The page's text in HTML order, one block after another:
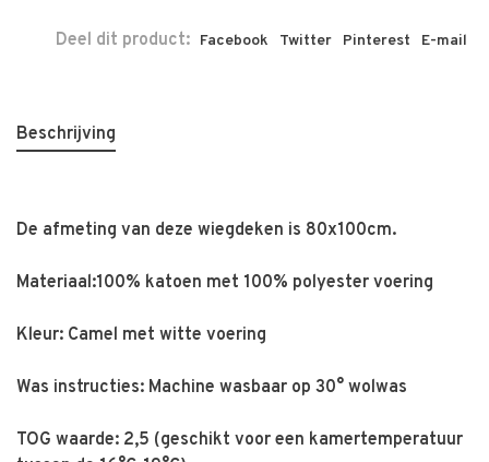
Deel dit product: Facebook Twitter Pinterest E-mail
Beschrijving
De afmeting van deze wiegdeken is 80x100cm.
Materiaal:100% katoen met 100% polyester voering
Kleur: Camel met witte voering
Was instructies: Machine wasbaar op 30° wolwas
TOG waarde: 2,5 (geschikt voor een kamertemperatuur